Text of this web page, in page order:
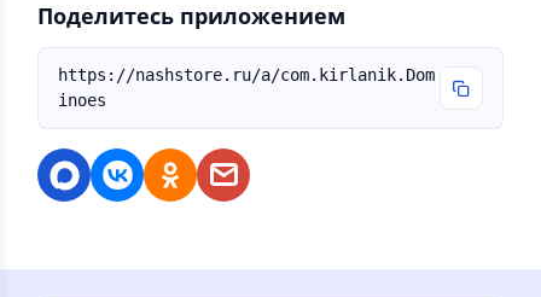
Поделитесь приложением
https://nashstore.ru/a/com.kirlanik.Dom
inoes